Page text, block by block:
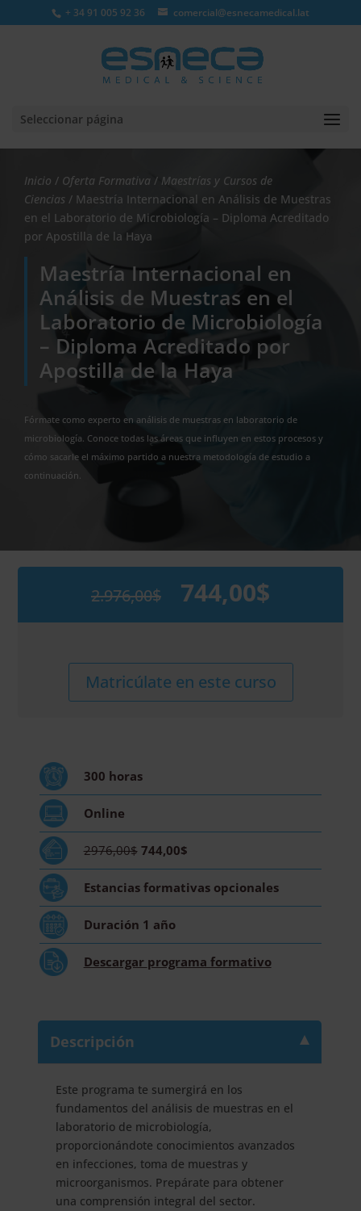
+ 34 91 005 92 36 comercial@esnecamedical.lat
Seleccionar página
Inicio / Oferta Formativa / Maestrías y Cursos de
Ciencias / Maestría Internacional en Análisis de Muestras
en el Laboratorio de Microbiología – Diploma Acreditado
por Apostilla de la Haya
Maestría Internacional en
Análisis de Muestras en el
Laboratorio de Microbiología
– Diploma Acreditado por
Apostilla de la Haya
Fórmate como experto en análisis de muestras en laboratorio de
microbiología. Conoce todas las áreas que influyen en estos procesos y
cómo sacarle el máximo partido a nuestra metodología de estudio a
continuación.
2.976,00$
2.976,00$.
744,00$
744,00$.
Internacional
en
Laboratorio
Microbiología
Diploma
por
de
cantidad
Matricúlate en este curso
300 horas
Online
2976,00$ 744,00$
Estancias formativas opcionales
Duración 1 año
Descargar programa formativo
Descripción
Este programa te sumergirá en los
fundamentos del análisis de muestras en el
laboratorio de microbiología,
proporcionándote conocimientos avanzados
en infecciones, toma de muestras y
microorganismos. Prepárate para obtener
una comprensión integral del sector.